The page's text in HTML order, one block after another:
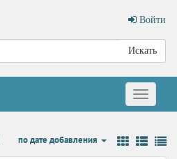
Войти
Искать
Меню
по дате добавления